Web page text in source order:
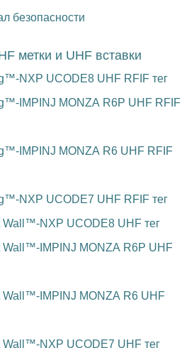
безопасности
метки и UHF вставки
NXP UCODE8 UHF RFIF тег
IMPINJ MONZA R6P UHF RFIF
IMPINJ MONZA R6 UHF RFIF
NXP UCODE7 UHF RFIF тег
Wall™-NXP UCODE8 UHF тег
Wall™-IMPINJ MONZA R6P UHF
Wall™-IMPINJ MONZA R6 UHF
Wall™-NXP UCODE7 UHF тег